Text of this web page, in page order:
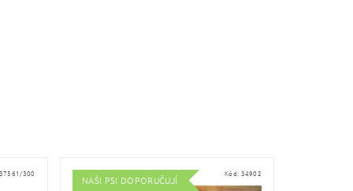
37561/300
NAŠI PSI DOPORUČUJÍ
Kód: 34902